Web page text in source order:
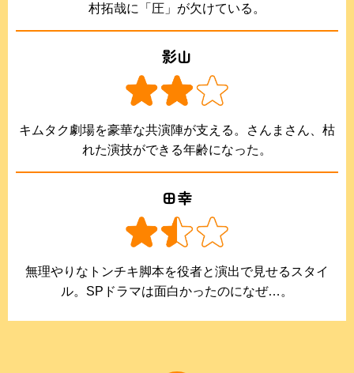
村拓哉に「圧」が欠けている。
影山
キムタク劇場を豪華な共演陣が支える。さんまさん、枯
れた演技ができる年齢になった。
田幸
無理やりなトンチキ脚本を役者と演出で見せるスタイ
ル。SPドラマは面白かったのになぜ…。